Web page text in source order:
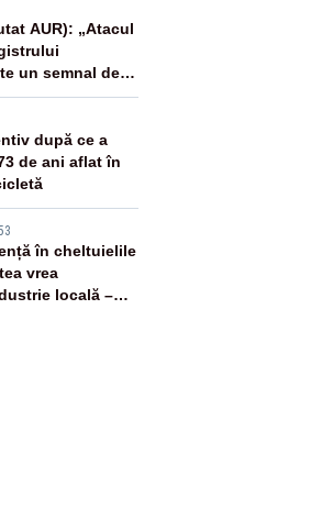
AUR): „Atacul
un semnal de
după ce a
de ani aflat în
în cheltuielile
vrea
locală –